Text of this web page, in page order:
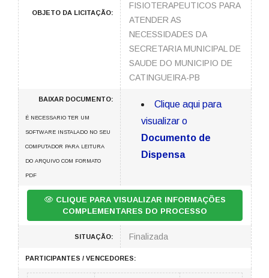
OBJETO DA LICITAÇÃO:
FISIOTERAPEUTICOS PARA
ATENDER AS
NECESSIDADES DA
SECRETARIA MUNICIPAL DE
SAUDE DO MUNICIPIO DE
CATINGUEIRA-PB
BAIXAR DOCUMENTO:
É NECESSARIO TER UM
SOFTWARE INSTALADO NO SEU
COMPUTADOR PARA LEITURA
DO ARQUIVO COM FORMATO
PDF
Clique aqui para
visualizar o
Documento de
Dispensa
CLIQUE PARA VISUALIZAR INFORMAÇÕES
COMPLEMENTARES DO PROCESSO
SITUAÇÃO: Finalizada
PARTICIPANTES / VENCEDORES: